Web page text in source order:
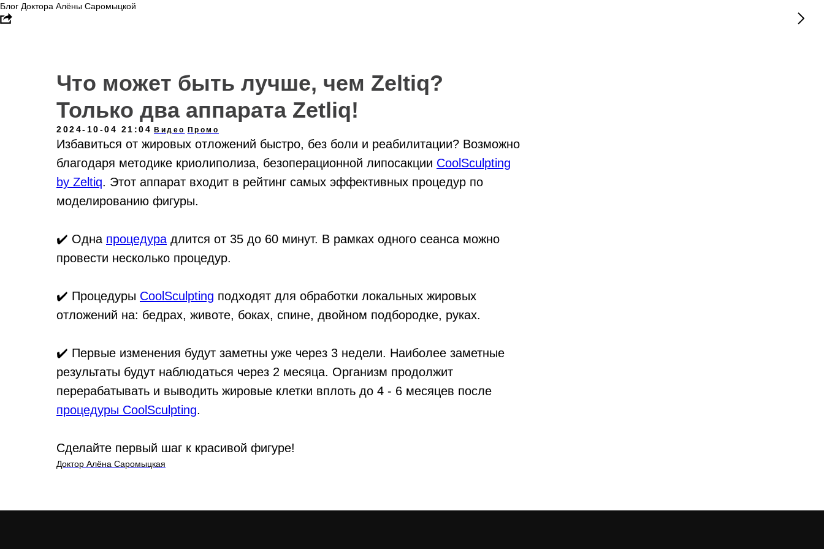
Блог Доктора Алёны Саромыцкой
Что может быть лучше, чем Zeltiq?
Только два аппарата Zetliq!
2024-10-04 21:04 Видео Промо
Избавиться от жировых отложений быстро, без боли и реабилитации? Возможно
благодаря методике криолиполиза, безоперационной липосакции CoolSculpting
by Zeltiq. Этот аппарат входит в рейтинг самых эффективных процедур по
моделированию фигуры.⠀
✔️ Одна процедура длится от 35 до 60 минут. В рамках одного сеанса можно
провести несколько процедур.⠀
✔️ Процедуры CoolSculpting подходят для обработки локальных жировых
отложений на: бедрах, животе, боках, спине, двойном подбородке, руках.⠀
✔️ Первые изменения будут заметны уже через 3 недели. Наиболее заметные
результаты будут наблюдаться через 2 месяца. Организм продолжит
перерабатывать и выводить жировые клетки вплоть до 4 - 6 месяцев после
процедуры CoolSculpting.
Сделайте первый шаг к красивой фигуре!
Доктор Алёна Саромыцкая